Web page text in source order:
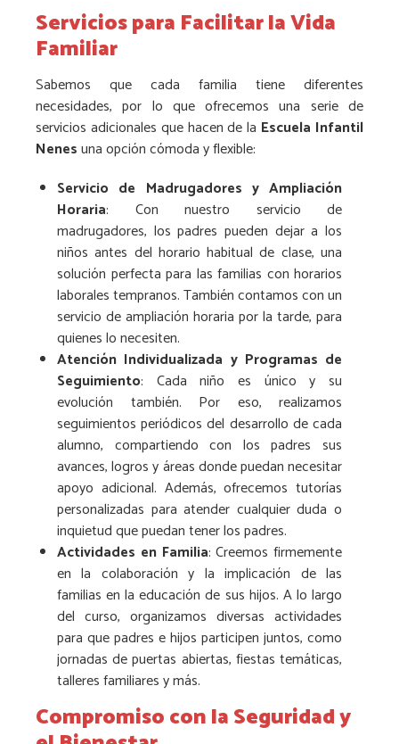
Servicios para Facilitar la Vida
Familiar
Sabemos que cada familia tiene diferentes
necesidades, por lo que ofrecemos una serie de
servicios adicionales que hacen de la Escuela Infantil
Nenesuna opción cómoda y flexible:
Servicio de Madrugadores y Ampliación
Horaria: Con nuestro servicio de
madrugadores, los padres pueden dejar a los
niños antes del horario habitual de clase, una
solución perfecta para las familias con horarios
laborales tempranos. También contamos con un
servicio de ampliación horaria por la tarde, para
quienes lo necesiten.
Atención Individualizada y Programas de
Seguimiento: Cada niño es único y su
evolución también. Por eso, realizamos
seguimientos periódicos del desarrollo de cada
alumno, compartiendo con los padres sus
avances, logros y áreas donde puedan necesitar
apoyo adicional. Además, ofrecemos tutorías
personalizadas para atender cualquier duda o
inquietud que puedan tener los padres.
Actividades en Familia: Creemos firmemente
en la colaboración y la implicación de las
familias en la educación de sus hijos. A lo largo
del curso, organizamos diversas actividades
para que padres e hijos participen juntos, como
jornadas de puertas abiertas, fiestas temáticas,
talleres familiares y más.
Compromiso con la Seguridad y